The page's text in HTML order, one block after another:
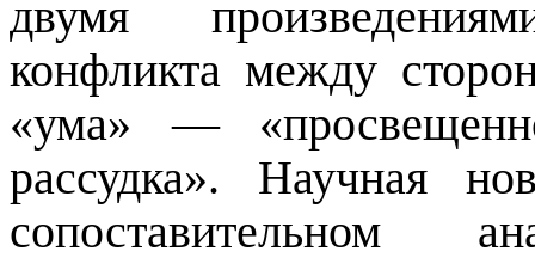
двумя
конфликта между
«ума» —
рассудка». Научная
сопоставительном